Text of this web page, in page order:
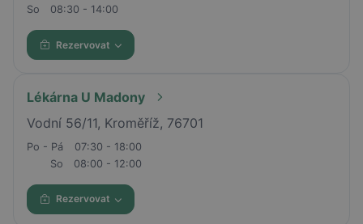
So
08:30 - 14:00
Rezervovat
Lékárna U Madony
Vodní 56/11, Kroměříž, 76701
Po - Pá
07:30 - 18:00
So
08:00 - 12:00
Rezervovat